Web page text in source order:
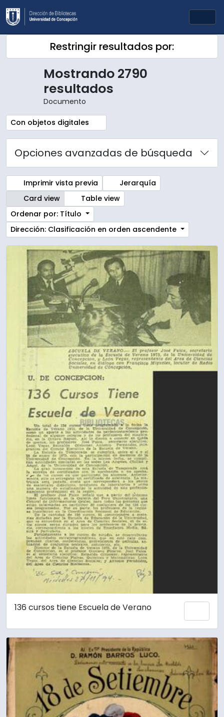
Skip to main content
Restringir resultados por:
Mostrando 2790
resultados
Documento
Remove filter:
Con objetos digitales
Opciones avanzadas de búsqueda
Imprimir vista previa
Jerarquía
Card view
Table view
Ordenar por: Título
Dirección: Clasificación en orden ascendente
136 cursos tiene Escuela de Verano